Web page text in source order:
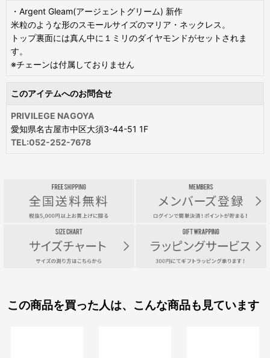
・Argent Gleam(アージェントグリーム) 新作
米粒のような形のスモールサイズのマリア・ネックレス。
トップ裏面には真ん中に１ミリのダイヤモンドがセットされま
す。
※チェーンは付属しておりません
このアイテムへのお問合せ
PRIVILEGE NAGOYA
愛知県名古屋市中区大須3-44-51 1F
TEL:052-252-7678
この商品を買った人は、こんな商品も見ています